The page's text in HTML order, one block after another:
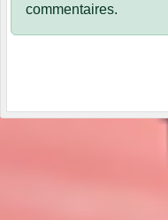
commentaires.